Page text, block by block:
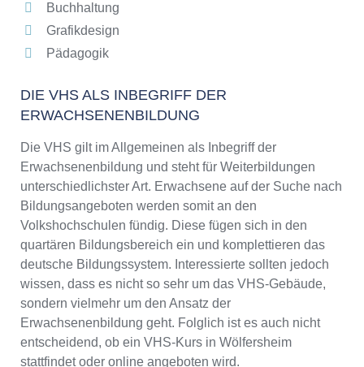
Buchhaltung
Grafikdesign
Pädagogik
DIE VHS ALS INBEGRIFF DER
ERWACHSENENBILDUNG
Die VHS gilt im Allgemeinen als Inbegriff der
Erwachsenenbildung und steht für Weiterbildungen
unterschiedlichster Art. Erwachsene auf der Suche nach
Bildungsangeboten werden somit an den
Volkshochschulen fündig. Diese fügen sich in den
quartären Bildungsbereich ein und komplettieren das
deutsche Bildungssystem. Interessierte sollten jedoch
wissen, dass es nicht so sehr um das VHS-Gebäude,
sondern vielmehr um den Ansatz der
Erwachsenenbildung geht. Folglich ist es auch nicht
entscheidend, ob ein VHS-Kurs in Wölfersheim
stattfindet oder online angeboten wird.